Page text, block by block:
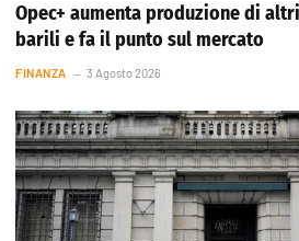
Opec+ aumenta produzione di
barili e fa il punto sul mercato
FINANZA 3 Agosto 2026